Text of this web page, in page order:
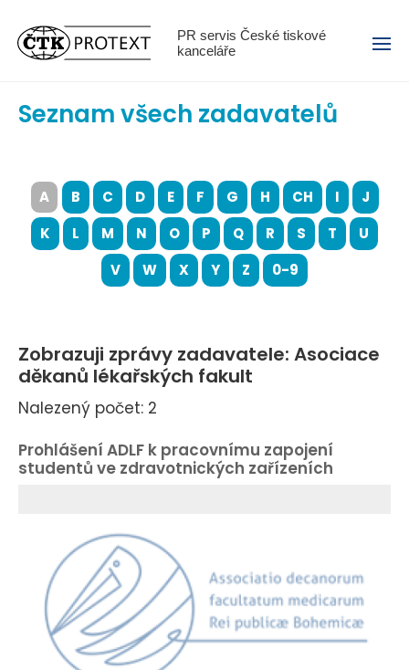
PR servis České tiskové
kanceláře
Menu
Seznam všech zadavatelů
A B C D E F G H CH I
J
K
L M N O P Q R S T
U
V
W X Y Z 0-9
Zobrazuji zprávy zadavatele: Asociace
děkanů lékařských fakult
Nalezený počet: 2
Prohlášení ADLF k pracovnímu zapojení
studentů ve zdravotnických zařízeních